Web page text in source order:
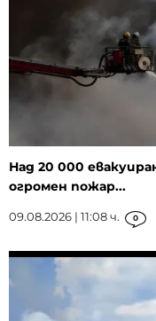
Над 20 000
огромен пожар...
09.08.2026 | 11:08 ч. 0